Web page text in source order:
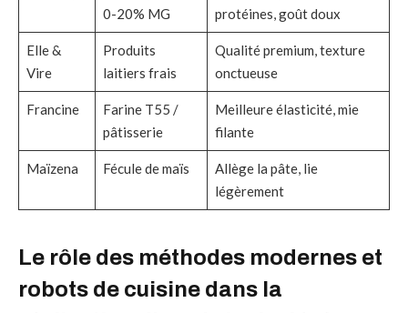
0-20% MG
protéines, goût doux
Elle &
Vire
Produits
laitiers frais
Qualité premium, texture
onctueuse
Francine
Farine T55 /
pâtisserie
Meilleure élasticité, mie
filante
Maïzena Fécule de maïs
Allège la pâte, lie
légèrement
Le rôle des méthodes modernes et
robots de cuisine dans la